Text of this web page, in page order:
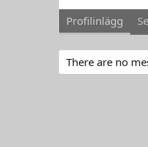
Profilinlägg
There are no